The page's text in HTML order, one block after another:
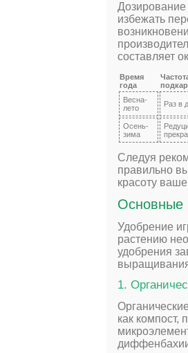
Дозирование
избежать
составляет
Время
года
Весна-
лето
Раз в
Осень-
зима
Следуя
правильно
красоту
Основные
Удобрение
растению
удобрения
1.
как компост,